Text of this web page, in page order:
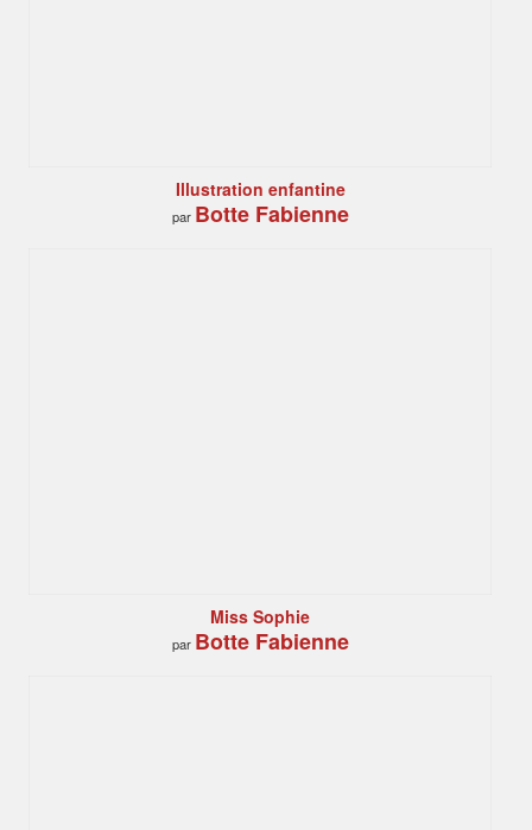
Illustration enfantine
par Botte Fabienne
Miss Sophie
par Botte Fabienne